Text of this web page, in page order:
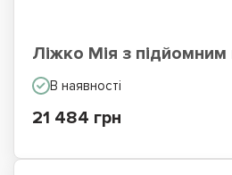
Ліжко Мія з
В наявності
21 484 грн